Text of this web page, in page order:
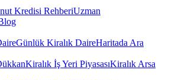
Kredisi RehberiUzman
Günlük Kiralık DaireHaritada Ara
Kiralık İş Yeri PiyasasıKiralık Arsa